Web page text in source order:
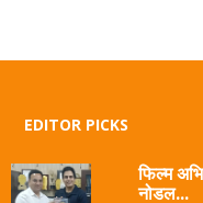
EDITOR PICKS
फिल्म
नोडल...